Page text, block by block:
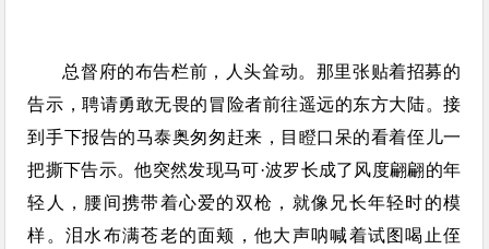
总督府的布告栏前，人头耸动。那里张贴着招募的
告示，聘请勇敢无畏的冒险者前往遥远的东方大陆。接
到手下报告的马泰奥匆匆赶来，目瞪口呆的看着侄儿一
把撕下告示。他突然发现马可·波罗长成了风度翩翩的年
轻人，腰间携带着心爱的双枪，就像兄长年轻时的模
样。泪水布满苍老的面颊，他大声呐喊着试图喝止侄